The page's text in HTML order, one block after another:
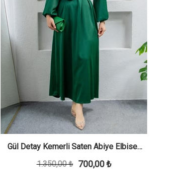
Gül Detay Kemerli Saten Abiye Elbise-
Zümrüt700,00 ₺
1.350,00 ₺